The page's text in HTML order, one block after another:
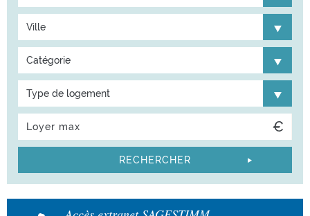
Ville
Catégorie
Type de logement